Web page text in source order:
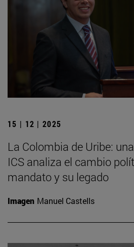
15 | 12 | 2025
La Colombia de Uribe:
ICS analiza el cambio
mandato y su legado
Imagen Manuel Castells